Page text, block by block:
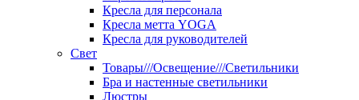
Кресла для персонала
Кресла метта YOGA
Кресла для руководителей
Свет
Товары///Освещение///Светильники
Бра и настенные светильники
Люстры